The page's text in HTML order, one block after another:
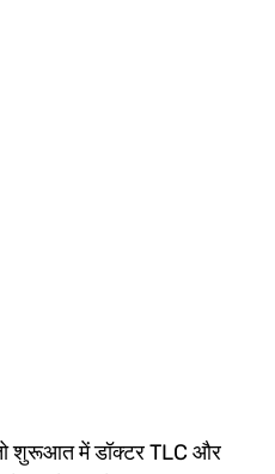
शुरूआत में डॉक्टर TLC और